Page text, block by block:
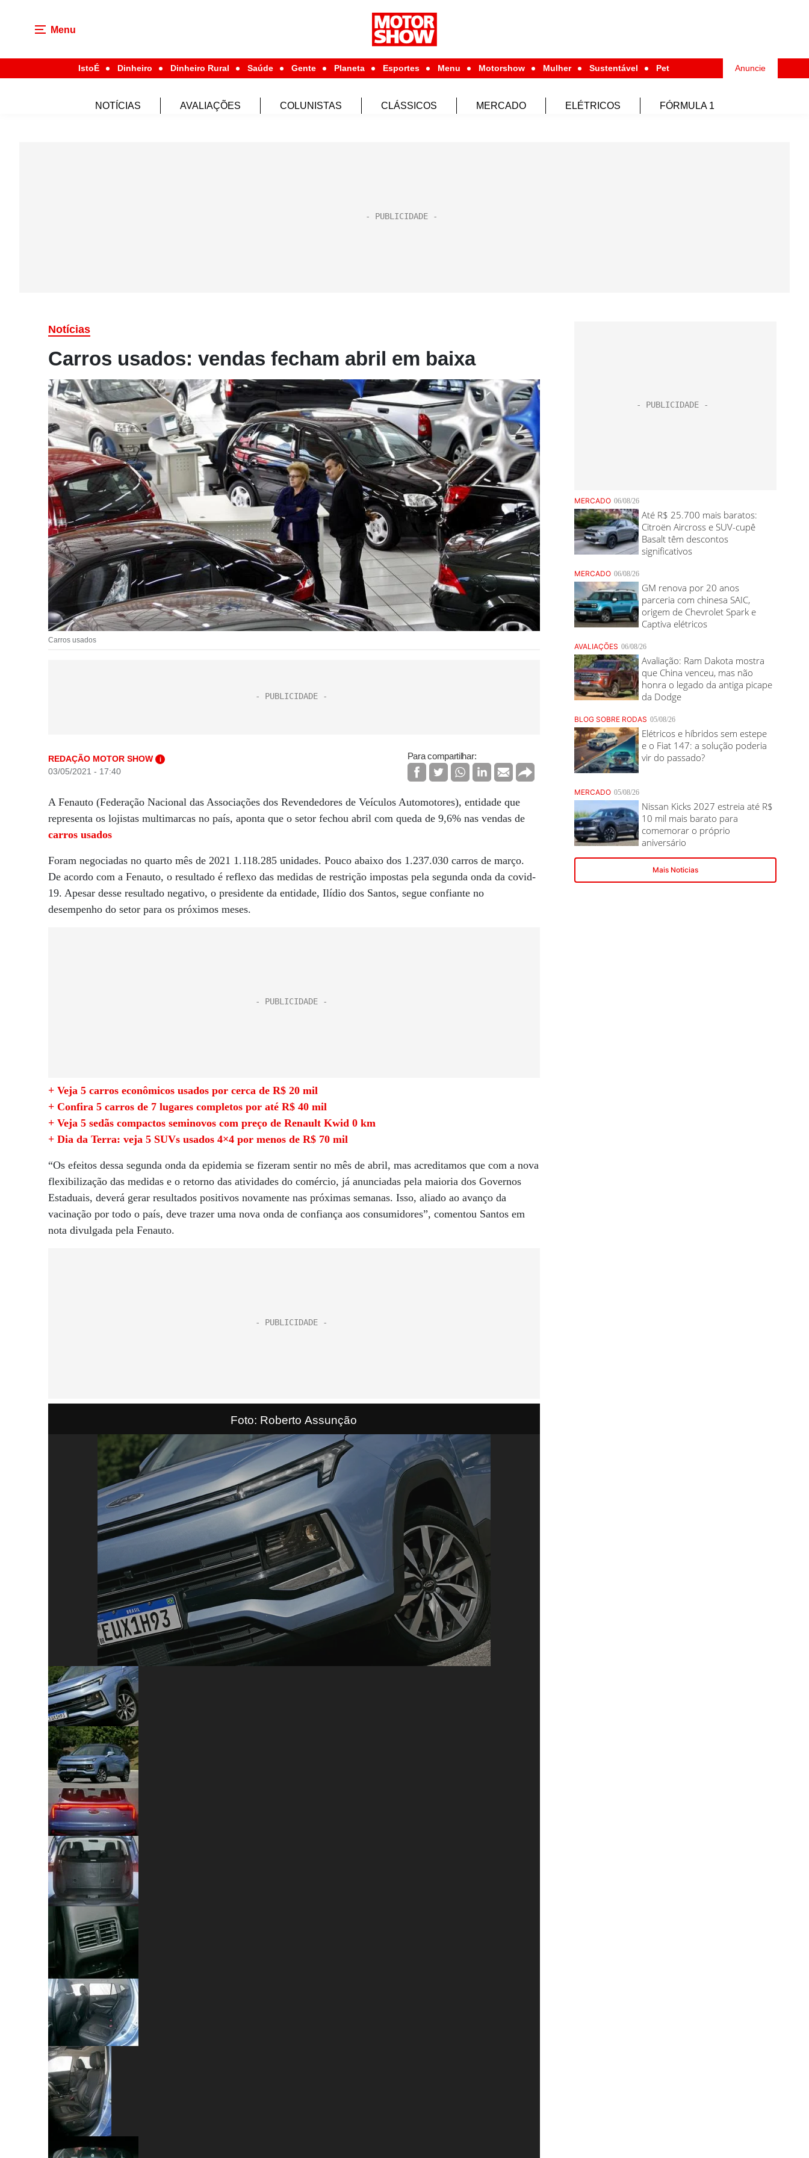
Menu
IstoÉ Dinheiro Dinheiro Rural Saúde Gente Planeta Esportes Menu Motorshow Mulher Sustentável Pet Anuncie
NOTÍCIAS AVALIAÇÕES COLUNISTAS CLÁSSICOS MERCADO ELÉTRICOS FÓRMULA 1
Notícias
Carros usados: vendas fecham abril em baixa
Carros usados
REDAÇÃO MOTOR SHOW i
03/05/2021 - 17:40
Para compartilhar:
A Fenauto (Federação Nacional das Associações dos Revendedores de Veículos Automotores), entidade que
representa os lojistas multimarcas no país, aponta que o setor fechou abril com queda de 9,6% nas vendas de
carros usados
Foram negociadas no quarto mês de 2021 1.118.285 unidades. Pouco abaixo dos 1.237.030 carros de março.
De acordo com a Fenauto, o resultado é reflexo das medidas de restrição impostas pela segunda onda da covid-
19. Apesar desse resultado negativo, o presidente da entidade, Ilídio dos Santos, segue confiante no
desempenho do setor para os próximos meses.
+ Veja 5 carros econômicos usados por cerca de R$ 20 mil
+ Confira 5 carros de 7 lugares completos por até R$ 40 mil
+ Veja 5 sedãs compactos seminovos com preço de Renault Kwid 0 km
+ Dia da Terra: veja 5 SUVs usados 4×4 por menos de R$ 70 mil
“Os efeitos dessa segunda onda da epidemia se fizeram sentir no mês de abril, mas acreditamos que com a nova
flexibilização das medidas e o retorno das atividades do comércio, já anunciadas pela maioria dos Governos
Estaduais, deverá gerar resultados positivos novamente nas próximas semanas. Isso, aliado ao avanço da
vacinação por todo o país, deve trazer uma nova onda de confiança aos consumidores”, comentou Santos em
nota divulgada pela Fenauto.
Foto: Roberto Assunção